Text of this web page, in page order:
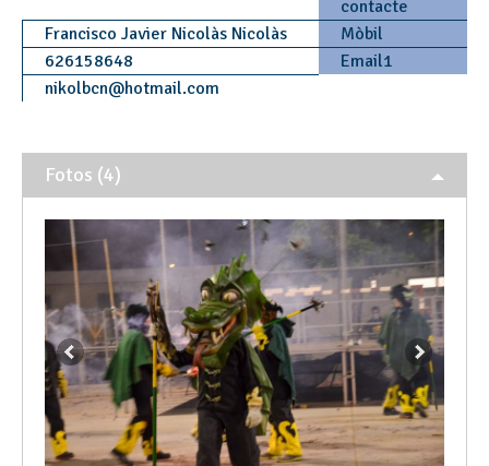
contacte
Francisco Javier Nicolàs Nicolàs
Mòbil
626158648
Email1
nikolbcn@hotmail.com
Fotos (4)